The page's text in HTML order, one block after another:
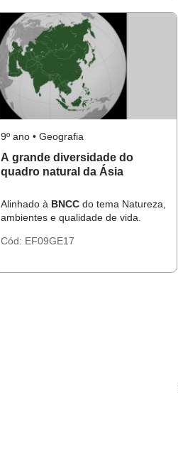
9º ano • Geografia
A grande diversidade do
quadro natural da Ásia
Alinhado à BNCC do tema Natureza,
ambientes e qualidade de vida.
Cód: EF09GE17